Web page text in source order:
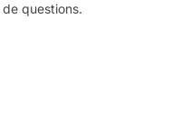
de questions.